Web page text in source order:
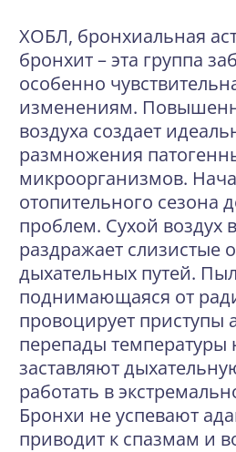
ХОБЛ, бронхиальная
бронхит – эта группа
особенно
изменениям.
воздуха создает
размножения
микроорганизмов.
отопительного сезона
проблем. Сухой воздух
раздражает слизистые
дыхательных путей.
поднимающаяся от
провоцирует приступы
перепады температуры
заставляют
работать в
Бронхи не успевают
приводит к спазмам и